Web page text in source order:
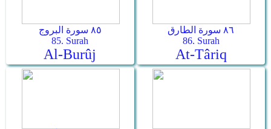
٨٥ سورة البروج
85. Surah
Al-Burûj
٨٦ سورة الطارق
86. Surah
At-Târiq